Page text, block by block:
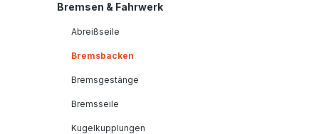
Bremsen & Fahrwerk
Abreißseile
Bremsbacken
Bremsgestänge
Bremsseile
Kugelkupplungen